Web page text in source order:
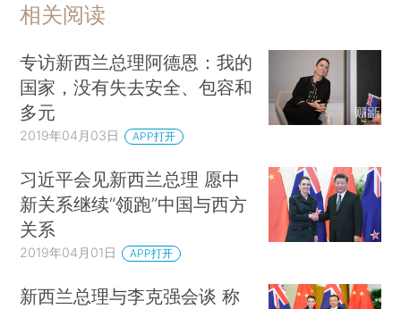
相关阅读
专访新西兰总理阿德恩：我的
国家，没有失去安全、包容和
多元
2019年04月03日 APP打开
习近平会见新西兰总理 愿中
新关系继续“领跑”中国与西方
关系
2019年04月01日 APP打开
新西兰总理与李克强会谈 称